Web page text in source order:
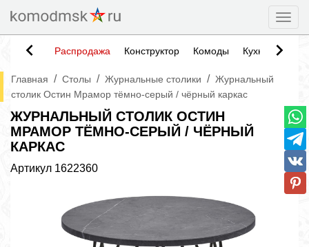
Распродажа Конструктор Комоды Кухни
Главная / Столы / Журнальные столики / Журнальный
столик Остин Мрамор тёмно-серый / чёрный каркас
ЖУРНАЛЬНЫЙ СТОЛИК ОСТИН
МРАМОР ТЁМНО-СЕРЫЙ / ЧЁРНЫЙ
КАРКАС
Артикул 1622360